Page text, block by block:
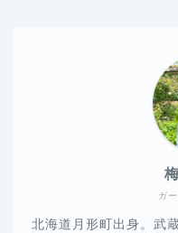
ガ
北海道月形町出身。武